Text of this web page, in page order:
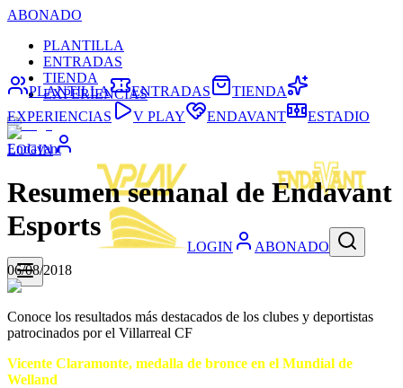
ABONADO
PLANTILLA
ENTRADAS
TIENDA
EXPERIENCIAS
LOGIN
LOGIN ABONADO
PLANTILLA ENTRADAS
TIENDA
EXPERIENCIAS
V PLAY ENDAVANT ESTADIO
Endavant
Resumen semanal de Endavant
Esports
06/08/2018
Conoce los resultados más destacados de los clubes y deportistas
patrocinados por el Villarreal CF
Vicente Claramonte, medalla de bronce en el Mundial de
Welland